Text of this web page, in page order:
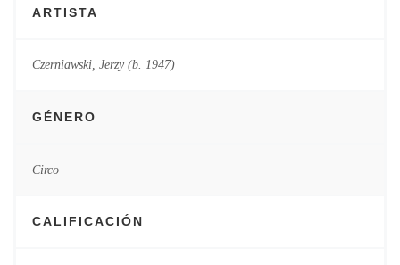
ARTISTA
Czerniawski, Jerzy (b. 1947)
GÉNERO
Circo
CALIFICACIÓN